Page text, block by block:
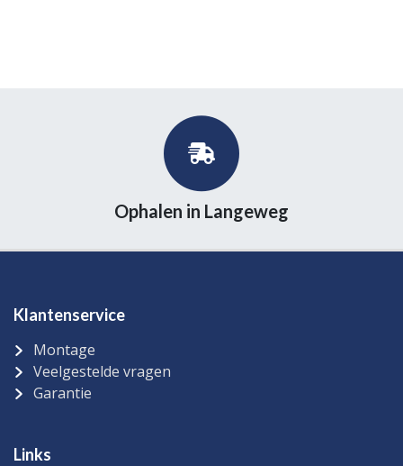
Ophalen in Langeweg
Klantenservice
Montage
Veelgestelde vragen
Garantie
Links